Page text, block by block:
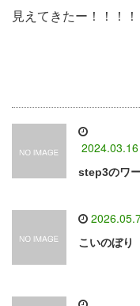
見えてきたー！！！
2024.03.16
step3のワ
こいのぼり